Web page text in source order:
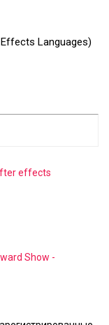
Languages)
effects
Show -